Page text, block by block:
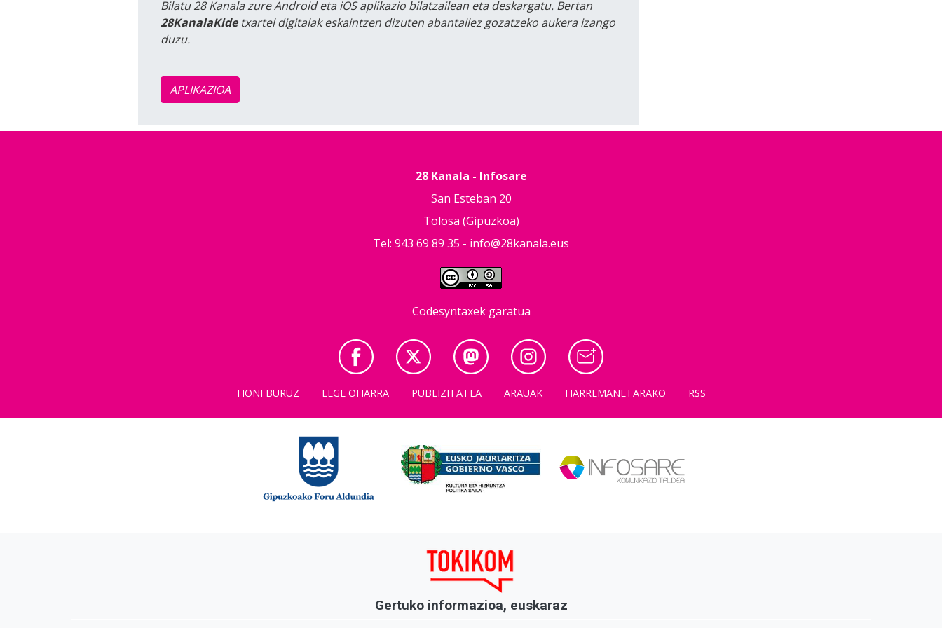
Bilatu 28 Kanala zure Android eta iOS aplikazio bilatzailean eta deskargatu. Bertan
28KanalaKidetxartel digitalak eskaintzen dizuten abantailez gozatzeko aukera izango
duzu.
APLIKAZIOA
28 Kanala - Infosare
San Esteban 20
Tolosa (Gipuzkoa)
Tel: 943 69 89 35 - info@28kanala.eus
Codesyntaxek garatua
HONI BURUZ LEGE OHARRA PUBLIZITATEA ARAUAK HARREMANETARAKO RSS
Gertuko informazioa, euskaraz